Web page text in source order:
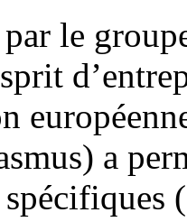
par le
a